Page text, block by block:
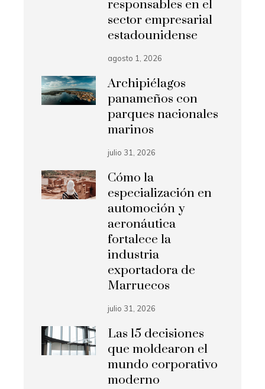
responsables en el
sector empresarial
estadounidense
agosto 1, 2026
Archipiélagos
panameños con
parques nacionales
marinos
julio 31, 2026
Cómo la
especialización en
automoción y
aeronáutica
fortalece la
industria
exportadora de
Marruecos
julio 31, 2026
Las 15 decisiones
que moldearon el
mundo corporativo
moderno